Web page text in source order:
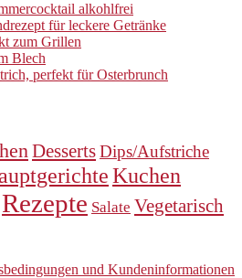
alkohlfrei
für leckere Getränke
zum Grillen
Blech
perfekt für Osterbrunch
DessertsDips/Aufstriche
Kuchen
Rezepte Salate Vegetarisch
und Kundeninformationen